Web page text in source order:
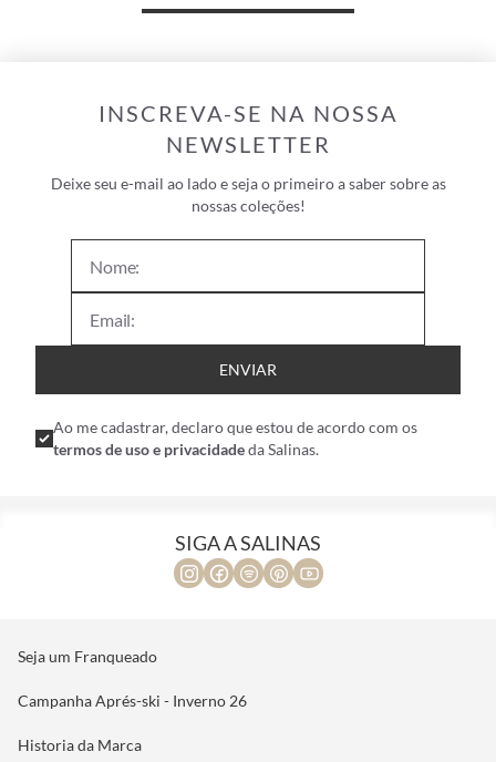
INSCREVA-SE NA NOSSA
NEWSLETTER
Deixe seu e-mail ao lado e seja o primeiro a saber sobre as
nossas coleções!
ENVIAR
Ao me cadastrar, declaro que estou de acordo com os
termos de uso e privacidadeda Salinas.
SIGA A SALINAS
Seja um Franqueado
Campanha Aprés-ski - Inverno 26
Historia da Marca